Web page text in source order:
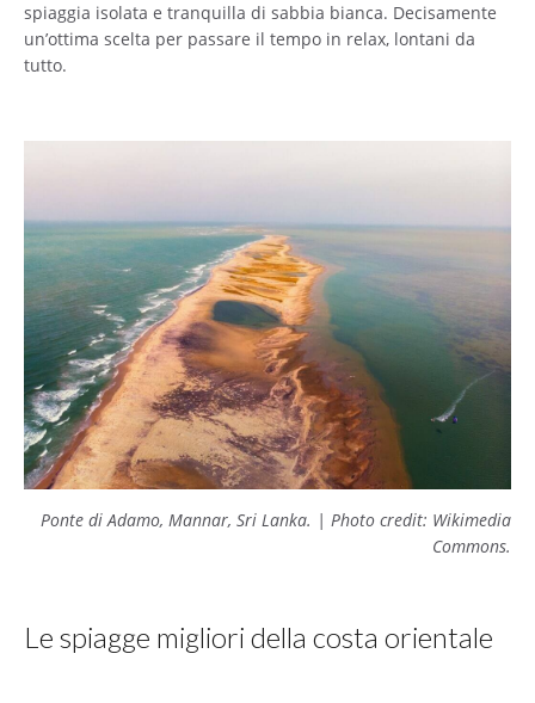
spiaggia isolata e tranquilla di sabbia bianca. Decisamente
un’ottima scelta per passare il tempo in relax, lontani da
tutto.
Ponte di Adamo, Mannar, Sri Lanka. | Photo credit: Wikimedia
Commons.
Le spiagge migliori della costa orientale